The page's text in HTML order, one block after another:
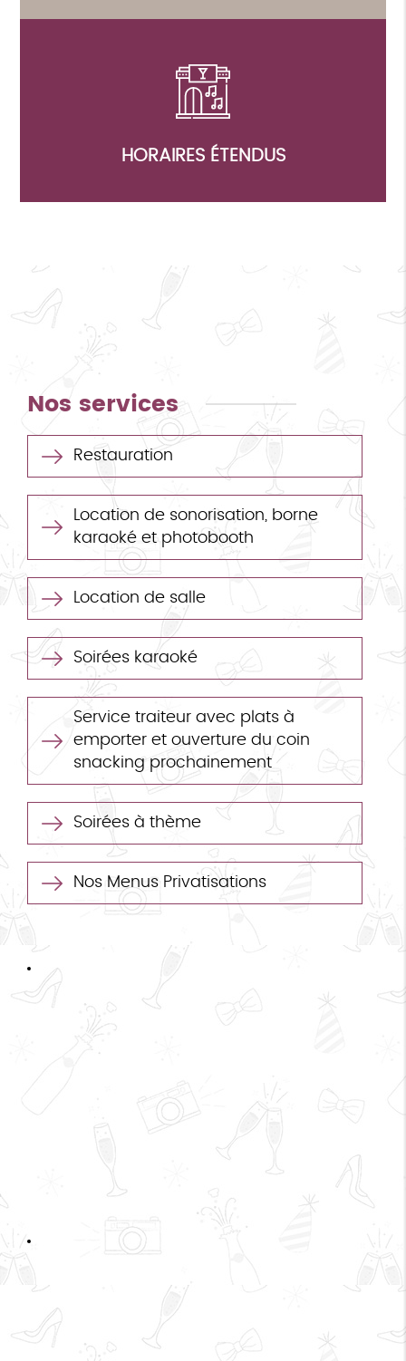
HORAIRES ÉTENDUS
Nos services
Restauration
Location de sonorisation, borne
karaoké et photobooth
Location de salle
Soirées karaoké
Service traiteur avec plats à
emporter et ouverture du coin
snacking prochainement
Soirées à thème
Nos Menus Privatisations